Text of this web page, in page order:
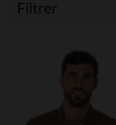
Filtrer